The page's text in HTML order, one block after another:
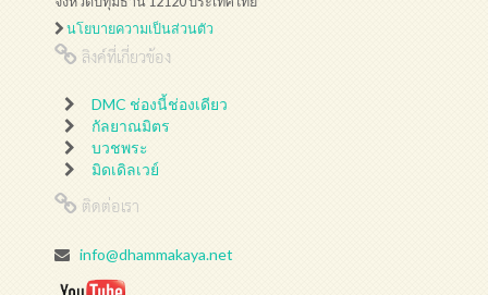
นโยบายความเป็นส่วนตัว
ลิงค์ที่เกี่ยวข้อง
DMC ช่องนี้ช่องเดียว
กัลยาณมิตร
บวชพระ
มิดเดิลเวย์
ติดต่อเรา
info@dhammakaya.net